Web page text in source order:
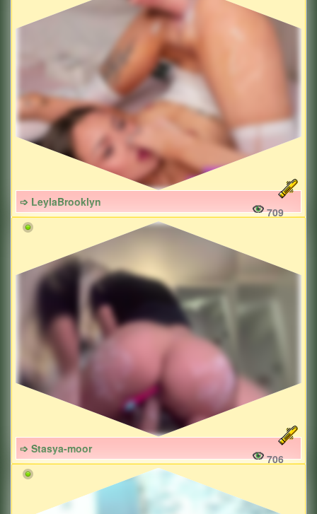
➩ LeylaBrooklyn
709
➩ Stasya-moor
706